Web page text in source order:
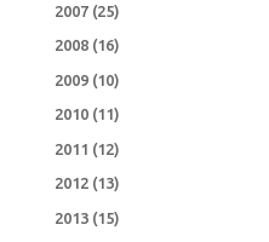
2007(25)
2008(16)
2009(10)
2010(11)
2011 (12)
2012(13)
2013(15)